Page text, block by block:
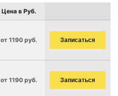
Цена в Руб.
от 1190 руб. Записаться
от 1190 руб. Записаться